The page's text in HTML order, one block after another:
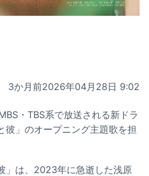
3か月前2026年04月28日 9:02
・TBS系で放送される新ドラ
彼」のオープニング主題歌を担
」は、2023年に急逝した浅原